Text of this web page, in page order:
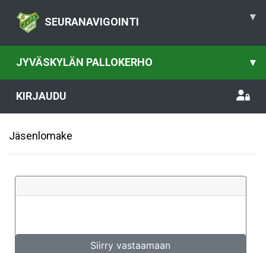
SEURANAVIGOINTI ▾
JYVÄSKYLÄN PALLOKERHO ▾
KIRJAUDU
Jäsenlomake